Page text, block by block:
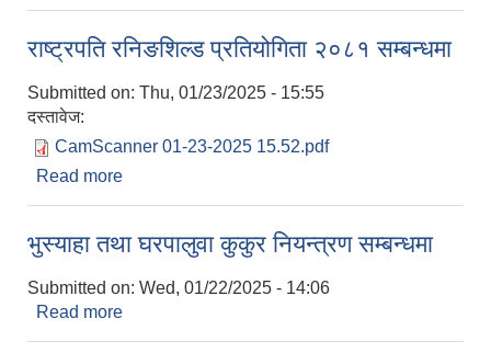
राष्ट्रपति रनिङशिल्ड प्रतियोगिता २०८१ सम्बन्धमा
Submitted on: Thu, 01/23/2025 - 15:55
दस्तावेज:
CamScanner 01-23-2025 15.52.pdf
Read more
भुस्याहा तथा घरपालुवा कुकुर नियन्त्रण सम्बन्धमा
Submitted on: Wed, 01/22/2025 - 14:06
Read more